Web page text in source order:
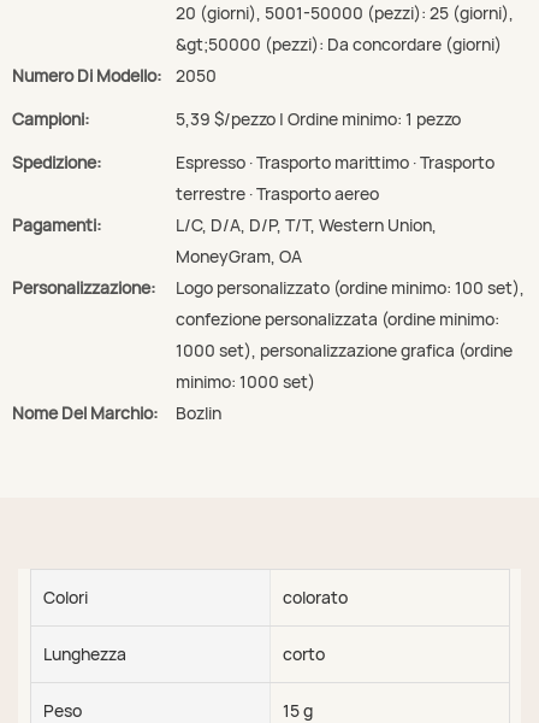
20 (giorni), 5001-50000 (pezzi): 25 (giorni),
&gt;50000 (pezzi): Da concordare (giorni)
Numero Di Modello:
2050
Campioni:
5,39 $/pezzo | Ordine minimo: 1 pezzo
Spedizione:
Espresso · Trasporto marittimo · Trasporto
terrestre · Trasporto aereo
Pagamenti:
L/C, D/A, D/P, T/T, Western Union,
MoneyGram, OA
Personalizzazione:
Logo personalizzato (ordine minimo: 100 set),
confezione personalizzata (ordine minimo:
1000 set), personalizzazione grafica (ordine
minimo: 1000 set)
Nome Del Marchio:
Bozlin
Colori colorato
Lunghezza corto
Peso 15 g